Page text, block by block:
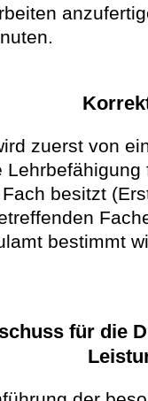
zuerst von
besitzt
bestimmt
für die